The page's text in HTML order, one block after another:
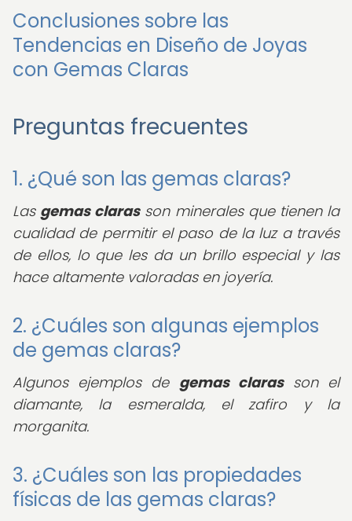
Conclusiones sobre las
Tendencias en Diseño de Joyas
con Gemas Claras
Preguntas frecuentes
1. ¿Qué son las gemas claras?
Las gemas clarasson minerales que tienen la
cualidad de permitir el paso de la luz a través
de ellos, lo que les da un brillo especial y las
hace altamente valoradas en joyería.
2. ¿Cuáles son algunas ejemplos
de gemas claras?
Algunos ejemplos de gemas clarasson el
diamante, la esmeralda, el zafiro y la
morganita.
3. ¿Cuáles son las propiedades
físicas de las gemas claras?